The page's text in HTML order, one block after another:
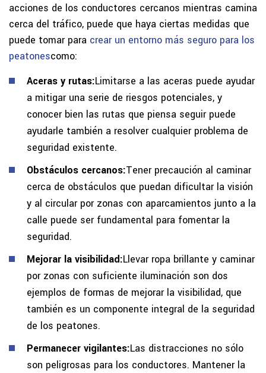
acciones de los conductores cercanos mientras camina
cerca del tráfico, puede que haya ciertas medidas que
puede tomar para crear un entorno más seguro para los
peatonescomo:
Aceras y rutas:Limitarse a las aceras puede ayudar
a mitigar una serie de riesgos potenciales, y
conocer bien las rutas que piensa seguir puede
ayudarle también a resolver cualquier problema de
seguridad existente.
Obstáculos cercanos:Tener precaución al caminar
cerca de obstáculos que puedan dificultar la visión
y al circular por zonas con aparcamientos junto a la
calle puede ser fundamental para fomentar la
seguridad.
Mejorar la visibilidad:Llevar ropa brillante y caminar
por zonas con suficiente iluminación son dos
ejemplos de formas de mejorar la visibilidad, que
también es un componente integral de la seguridad
de los peatones.
Permanecer vigilantes:Las distracciones no sólo
son peligrosas para los conductores. Mantener la